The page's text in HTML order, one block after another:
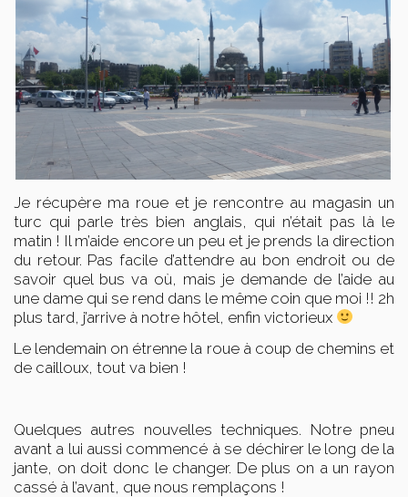
Je récupère ma roue et je rencontre au magasin un
turc qui parle très bien anglais, qui n’était pas là le
matin ! Il m’aide encore un peu et je prends la direction
du retour. Pas facile d’attendre au bon endroit ou de
savoir quel bus va où, mais je demande de l’aide au
une dame qui se rend dans le même coin que moi !! 2h
plus tard, j’arrive à notre hôtel, enfin victorieux
Le lendemain on étrenne la roue à coup de chemins et
de cailloux, tout va bien !
Quelques autres nouvelles techniques. Notre pneu
avant a lui aussi commencé à se déchirer le long de la
jante, on doit donc le changer. De plus on a un rayon
cassé à l’avant, que nous remplaçons !